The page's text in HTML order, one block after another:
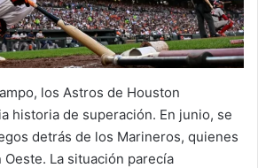
los Astros de Houston
historia de superación. En junio, se
detrás de los Marineros, quienes
La situación parecía